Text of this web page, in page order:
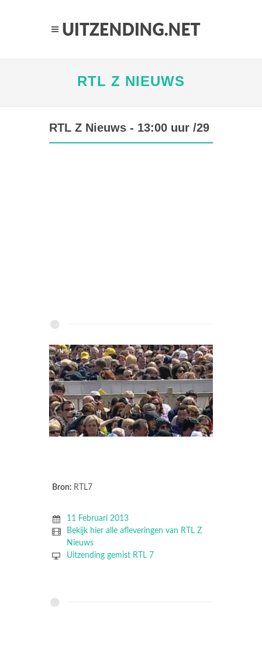
RTL Z NIEUWS
RTL Z Nieuws - 13:00 uur /29
Bron: RTL7
11 Februari 2013
Bekijk hier alle afleveringen van RTL Z
Nieuws
Uitzending gemist RTL 7